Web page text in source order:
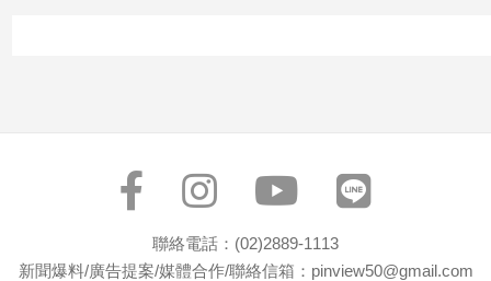
聯絡電話：(02)2889-1113
新聞爆料/廣告提案/媒體合作/聯絡信箱：pinview50@gmail.com